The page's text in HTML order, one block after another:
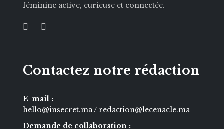
féminine active, curieuse et connectée.
Contactez notre rédaction
E-mail :
hello@insecret.ma / redaction@lecenacle.ma
Demande de collaboration :